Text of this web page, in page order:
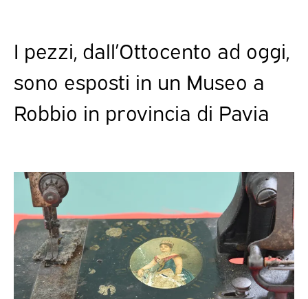
I pezzi, dall’Ottocento ad oggi,
sono esposti in un Museo a
Robbio in provincia di Pavia